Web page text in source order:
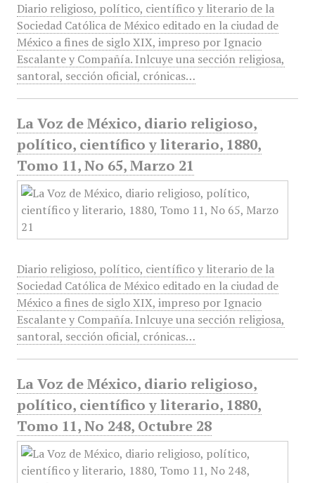
Diario religioso, político, científico y literario de la
Sociedad Católica de México editado en la ciudad de
México a fines de siglo XIX, impreso por Ignacio
Escalante y Compañía. Inlcuye una sección religiosa,
santoral, sección oficial, crónicas…
La Voz de México, diario religioso,
político, científico y literario, 1880,
Tomo 11, No 65, Marzo 21
Diario religioso, político, científico y literario de la
Sociedad Católica de México editado en la ciudad de
México a fines de siglo XIX, impreso por Ignacio
Escalante y Compañía. Inlcuye una sección religiosa,
santoral, sección oficial, crónicas…
La Voz de México, diario religioso,
político, científico y literario, 1880,
Tomo 11, No 248, Octubre 28